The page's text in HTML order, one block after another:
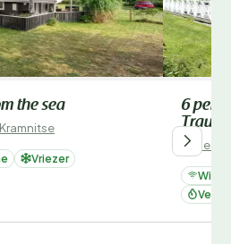
the sea
Kramnitse
Vriezer
6
Traum
Wifi